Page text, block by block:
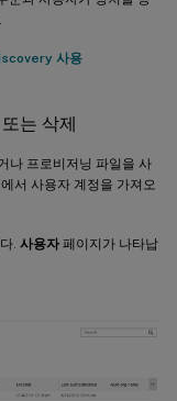
사용
는 삭제
나 프로비저닝 파일을 사
서 사용자 계정을 가져오
. 사용자 페이지가 나타납